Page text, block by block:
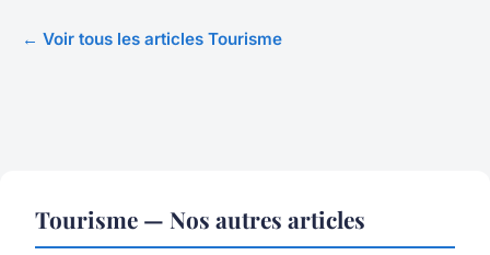
← Voir tous les articles Tourisme
Tourisme — Nos autres articles